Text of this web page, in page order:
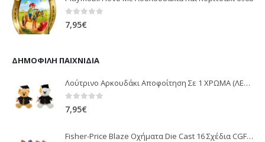
0out of 5
7,95€
ΔΗΜΟΦΙΛΉ ΠΑΙΧΝΊΔΙΑ
Λούτρινο Αρκουδάκι Αποφοίτηση Σε 1 ΧΡΩΜΑ (ΛΕΥΚΟ)25Εκ 1850
0out of 5
7,95€
Fisher-Price Blaze Οχήματα Die Cast 16 Σχέδια CGF20